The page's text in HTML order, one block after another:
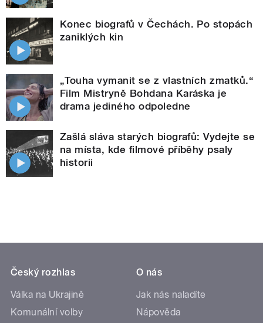
Konec biografů v Čechách. Po stopách
zaniklých kin
„Touha vymanit se z vlastních zmatků.“
Film Mistryně Bohdana Karáska je
drama jediného odpoledne
Zašlá sláva starých biografů: Vydejte se
na místa, kde filmové příběhy psaly
historii
Český rozhlas
Válka na Ukrajině
Komunální volby
O nás
Jak nás naladíte
Nápověda